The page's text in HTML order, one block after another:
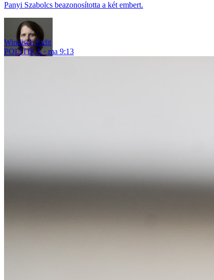
Panyi Szabolcs beazonosította a két embert.
Windisch Judit
POLITIKA
ma 9:13